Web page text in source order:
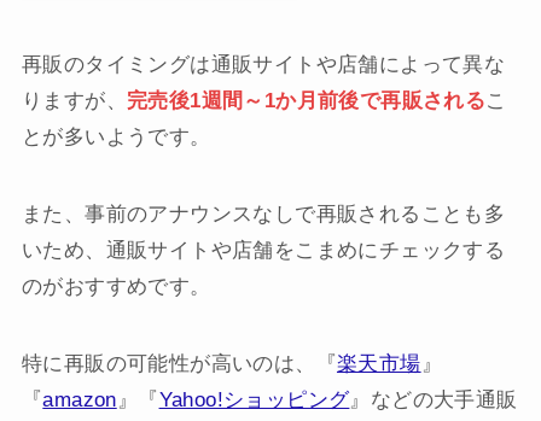
再販のタイミングは通販サイトや店舗によって異な
りますが、 完売後1週間～1か月前後で再販されるこ
とが多いようです。
また、事前のアナウンスなしで再販されることも多
いため、通販サイトや店舗をこまめにチェックする
のがおすすめです。
特に再販の可能性が高いのは、『楽天市場 』
『amazon 』『Yahoo!ショッピング』などの大手通販